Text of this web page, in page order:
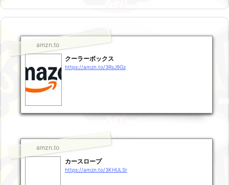
amzn.to
クーラーボックス
https://amzn.to/3RsJ9Gz
amzn.to
カースロープ
https://amzn.to/3KHULSr